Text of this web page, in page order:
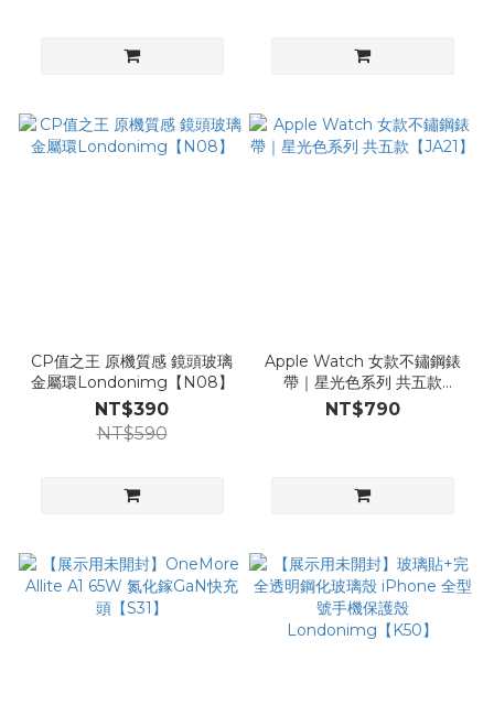
CP值之王 原機質感 鏡頭玻璃
金屬環Londonimg【N08】
NT$390
NT$590
Apple Watch 女款不鏽鋼錶
帶｜星光色系列 共五款
【JA21】
NT$790